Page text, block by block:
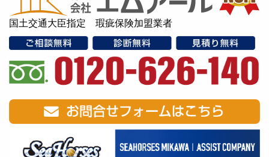
国土交通大臣指定 瑕疵保険加盟業者